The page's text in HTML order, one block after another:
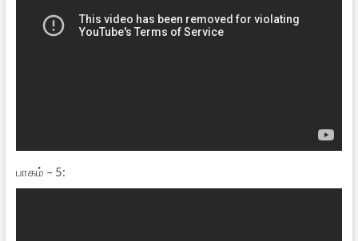
பாகம் – 5: